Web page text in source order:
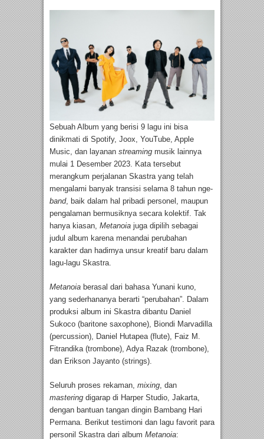
Sebuah Album yang berisi 9 lagu ini bisa
dinikmati di Spotify, Joox, YouTube, Apple
Music, dan layanan streaming musik lainnya
mulai 1 Desember 2023. Kata tersebut
merangkum perjalanan Skastra yang telah
mengalami banyak transisi selama 8 tahun nge-
band, baik dalam hal pribadi personel, maupun
pengalaman bermusiknya secara kolektif. Tak
hanya kiasan, Metanoia juga dipilih sebagai
judul album karena menandai perubahan
karakter dan hadirnya unsur kreatif baru dalam
lagu-lagu Skastra.
Metanoia berasal dari bahasa Yunani kuno,
yang sederhananya berarti “perubahan”. Dalam
produksi album ini Skastra dibantu Daniel
Sukoco (baritone saxophone), Biondi Marvadilla
(percussion), Daniel Hutapea (flute), Faiz M.
Fitrandika (trombone), Adya Razak (trombone),
dan Erikson Jayanto (strings).
Seluruh proses rekaman, mixing, dan
mastering digarap di Harper Studio, Jakarta,
dengan bantuan tangan dingin Bambang Hari
Permana. Berikut testimoni dan lagu favorit para
personil Skastra dari album Metanoia: